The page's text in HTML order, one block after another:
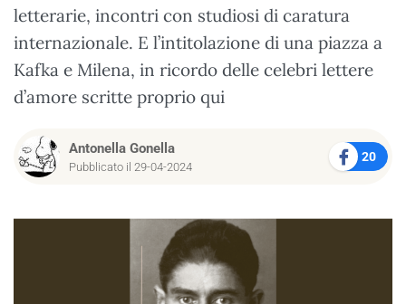
letterarie, incontri con studiosi di caratura
internazionale. E l’intitolazione di una piazza a
Kafka e Milena, in ricordo delle celebri lettere
d’amore scritte proprio qui
Antonella Gonella
Pubblicato il 29-04-2024
20